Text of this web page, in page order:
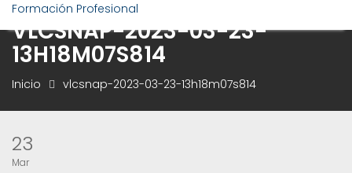
Formación Profesional
VLCSNAP-2023-03-23-
13H18M07S814
Inicio vlcsnap-2023-03-23-13h18m07s814
23
Mar